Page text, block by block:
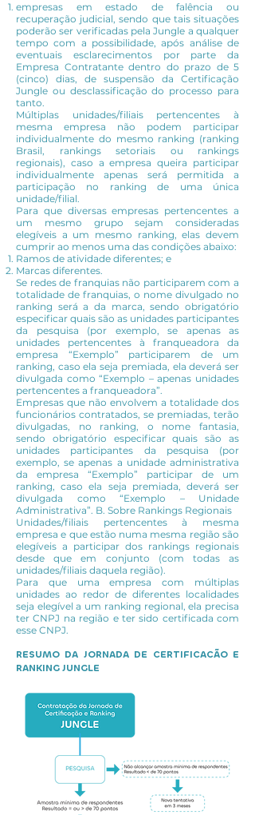
empresas em estado de falência ou
recuperação judicial, sendo que tais situações
poderão ser verificadas pela Jungle a qualquer
tempo com a possibilidade, após análise de
eventuais esclarecimentos por parte da
Empresa Contratante dentro do prazo de 5
(cinco) dias, de suspensão da Certificação
Jungle ou desclassificação do processo para
tanto.
Múltiplas unidades/filiais pertencentes à
mesma empresa não podem participar
individualmente do mesmo ranking (ranking
Brasil, rankings setoriais ou rankings
regionais), caso a empresa queira participar
individualmente apenas será permitida a
participação no ranking de uma única
unidade/filial.
Para que diversas empresas pertencentes a
um mesmo grupo sejam consideradas
elegíveis a um mesmo ranking, elas devem
cumprir ao menos uma das condições abaixo:
Ramos de atividade diferentes; e
Marcas diferentes.
Se redes de franquias não participarem com a
totalidade de franquias, o nome divulgado no
ranking será a da marca, sendo obrigatório
especificar quais são as unidades participantes
da pesquisa (por exemplo, se apenas as
unidades pertencentes à franqueadora da
empresa “Exemplo” participarem de um
ranking, caso ela seja premiada, ela deverá ser
divulgada como “Exemplo – apenas unidades
pertencentes a franqueadora”.
Empresas que não envolvem a totalidade dos
funcionários contratados, se premiadas, terão
divulgadas, no ranking, o nome fantasia,
sendo obrigatório especificar quais são as
unidades participantes da pesquisa (por
exemplo, se apenas a unidade administrativa
da empresa “Exemplo” participar de um
ranking, caso ela seja premiada, deverá ser
divulgada como “Exemplo – Unidade
Administrativa”. B. Sobre Rankings Regionais
Unidades/filiais pertencentes à mesma
empresa e que estão numa mesma região são
elegíveis a participar dos rankings regionais
desde que em conjunto (com todas as
unidades/filiais daquela região).
Para que uma empresa com múltiplas
unidades ao redor de diferentes localidades
seja elegível a um ranking regional, ela precisa
ter CNPJ na região e ter sido certificada com
esse CNPJ.
RESUMO DA JORNADA DE CERTIFICACÃO E
RANKING JUNGLE